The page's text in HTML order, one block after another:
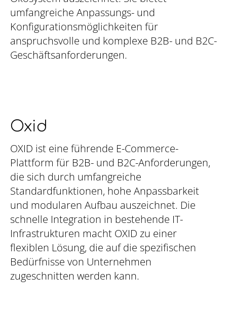
umfangreiche Anpassungs- und
Konfigurationsmöglichkeiten für
anspruchsvolle und komplexe B2B- und B2C-
Geschäftsanforderungen.
Oxid
OXID ist eine führende E-Commerce-
Plattform für B2B- und B2C-Anforderungen,
die sich durch umfangreiche
Standardfunktionen, hohe Anpassbarkeit
und modularen Aufbau auszeichnet. Die
schnelle Integration in bestehende IT-
Infrastrukturen macht OXID zu einer
flexiblen Lösung, die auf die spezifischen
Bedürfnisse von Unternehmen
zugeschnitten werden kann.